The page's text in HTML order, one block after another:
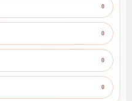
0
0
0
0